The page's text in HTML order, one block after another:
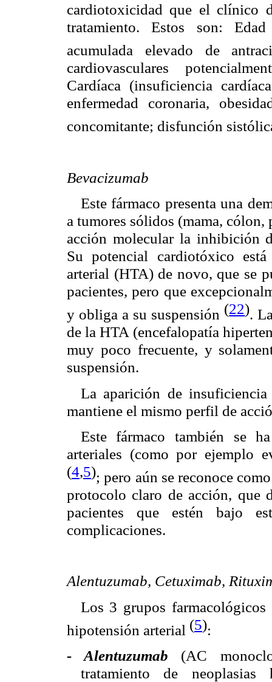
cardiotoxicidad que el clínico
tratamiento. Estos son:
acumulada elevado de
cardiovasculares
Cardíaca (insuficiencia
enfermedad coronaria,
concomitante; disfunción
Bevacizumab
Este fármaco presenta una
a tumores sólidos (mama,
acción molecular la inhibición
Su potencial cardiotóxico
arterial (HTA) de novo, que se
pacientes, pero que
y obliga a su suspensión (22).
de la HTA (encefalopatía
muy poco frecuente, y
suspensión.
La aparición de
mantiene el mismo perfil de
Este fármaco también se
arteriales (como por ejemplo
(4,5); pero aún se reconoce
protocolo claro de acción, que
pacientes que estén bajo
complicaciones.
Alentuzumab, Cetuximab,
Los 3 grupos
hipotensión arterial (5):
- Alentuzumab (AC
tratamiento de